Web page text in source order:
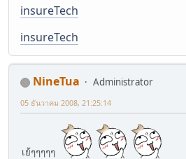
insureTech
insureTech
NineTua
Administrator
05 ธันวาคม 2008, 21:25:14
เย้ๆๆๆๆๆ